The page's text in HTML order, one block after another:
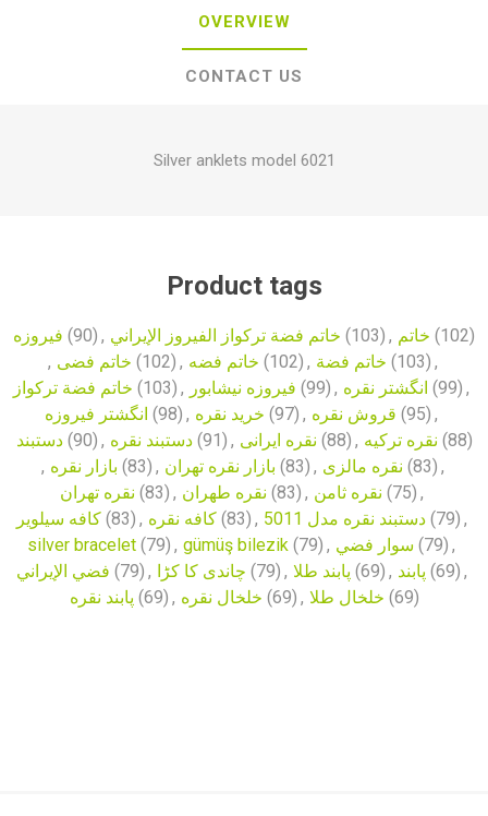
OVERVIEW
CONTACT US
Silver anklets model 6021
Product tags
فیروزه (90) , خاتم فضة تركواز الفيروز الإيراني (103) , خاتم (102)
, خاتم فضی (102) , خاتم فضه (102) , خاتم فضة (103) ,
خاتم فضة تركواز (103) , فیروزه نیشابور (99) , انگشتر نقره (99) ,
انگشتر فیروزه (98) , خرید نقره (97) , قروش نقره (95) ,
دستبند (90) , دستبند نقره (91) , نقره ایرانی (88) , نقره ترکیه (88)
, بازار نقره (83) , بازار نقره تهران (83) , نقره مالزی (83) ,
نقره تهران (83) , نقره طهران (83) , نقره ثامن (75) ,
کافه سیلویر (83) , کافه نقره (83) , دستبند نقره مدل 5011 (79) ,
silver bracelet (79) , gümüş bilezik (79) , سوار فضي (79) ,
فضي الإيراني (79) , چاندی کا کڑا (79) , پابند طلا (69) , پابند (69) ,
پابند نقره (69) , خلخال نقره (69) , خلخال طلا (69)